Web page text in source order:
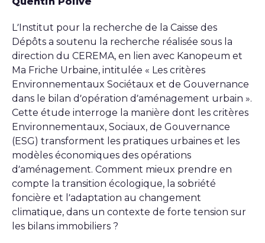
L’Institut pour la recherche de la Caisse des
Dépôts a soutenu la recherche réalisée sous la
direction du CEREMA, en lien avec Kanopeum et
Ma Friche Urbaine, intitulée « Les critères
Environnementaux Sociétaux et de Gouvernance
dans le bilan d’opération d’aménagement urbain ».
Cette étude interroge la manière dont les critères
Environnementaux, Sociaux, de Gouvernance
(ESG) transforment les pratiques urbaines et les
modèles économiques des opérations
d’aménagement. Comment mieux prendre en
compte la transition écologique, la sobriété
foncière et l’adaptation au changement
climatique, dans un contexte de forte tension sur
les bilans immobiliers ?